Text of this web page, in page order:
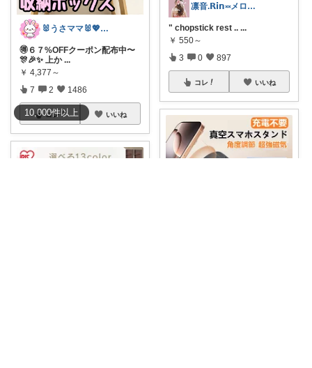
10,000件以上
🐰うさママ🐰💖キッズ・ママの日常✨
🉐６７%OFFクーポン配布中〜
🎊🎉✨ 上か ...
￥ 4,377～
7 2 1486
コレ いいね
凛音.𝗥𝗶𝗻༝༝メロウな暮らし🧸
" chopstick rest .. ...
￥ 550～
3 0 897
コレ いいね